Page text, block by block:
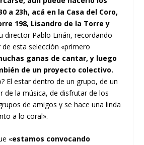
a 23h, acá en la Casa del Coro,
198, Lisandro de la Torre y
director Pablo Liñán, recordando
esta selección «primero
ganas de cantar, y luego
de un proyecto colectivo.
El estar dentro de un grupo, de un
de la música, de disfrutar de los
de amigos y se hace una linda
a lo coral».
«estamos convocando